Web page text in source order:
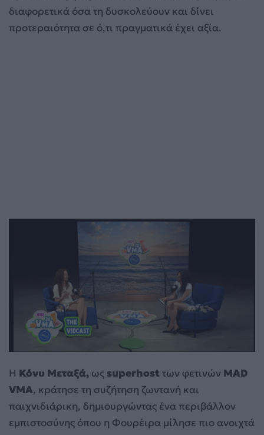
διαφορετικά όσα τη δυσκολεύουν και δίνει
προτεραιότητα σε ό,τι πραγματικά έχει αξία.
Η Κόνυ Μεταξά, ως superhost των φετινών MAD
VMA, κράτησε τη συζήτηση ζωντανή και
παιχνιδιάρικη, δημιουργώντας ένα περιβάλλον
εμπιστοσύνης όπου η Φουρέιρα μίλησε πιο ανοιχτά